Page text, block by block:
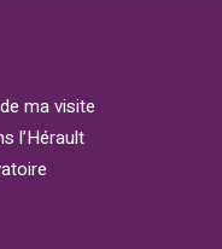
ma visite
l’Hérault